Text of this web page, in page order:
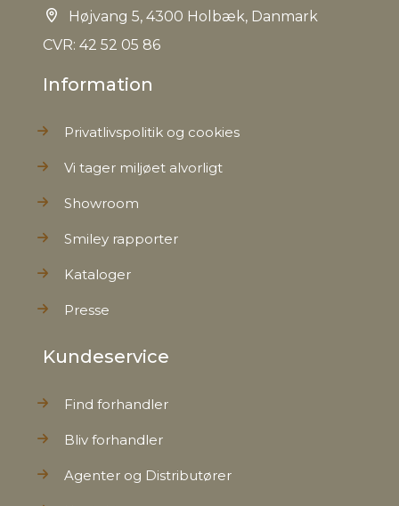
Højvang 5, 4300 Holbæk, Danmark
CVR: 42 52 05 86
Information
Privatlivspolitik og cookies
Vi tager miljøet alvorligt
Showroom
Smiley rapporter
Kataloger
Presse
Kundeservice
Find forhandler
Bliv forhandler
Agenter og Distributører